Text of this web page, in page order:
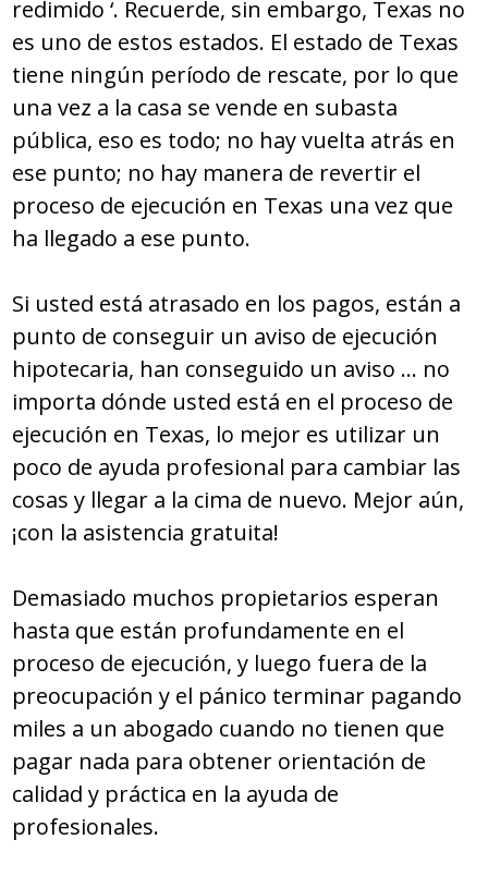
redimido ‘. Recuerde, sin embargo, Texas no
es uno de estos estados. El estado de Texas
tiene ningún período de rescate, por lo que
una vez a la casa se vende en subasta
pública, eso es todo; no hay vuelta atrás en
ese punto; no hay manera de revertir el
proceso de ejecución en Texas una vez que
ha llegado a ese punto.
Si usted está atrasado en los pagos, están a
punto de conseguir un aviso de ejecución
hipotecaria, han conseguido un aviso … no
importa dónde usted está en el proceso de
ejecución en Texas, lo mejor es utilizar un
poco de ayuda profesional para cambiar las
cosas y llegar a la cima de nuevo. Mejor aún,
¡con la asistencia gratuita!
Demasiado muchos propietarios esperan
hasta que están profundamente en el
proceso de ejecución, y luego fuera de la
preocupación y el pánico terminar pagando
miles a un abogado cuando no tienen que
pagar nada para obtener orientación de
calidad y práctica en la ayuda de
profesionales.